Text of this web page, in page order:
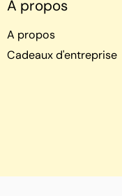
À propos
A propos
Cadeaux d'entreprise